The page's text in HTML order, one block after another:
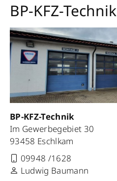
BP-KFZ-Technik
BP-KFZ-Technik
Im Gewerbegebiet 30
93458 Eschlkam
09948 /1628
Ludwig Baumann